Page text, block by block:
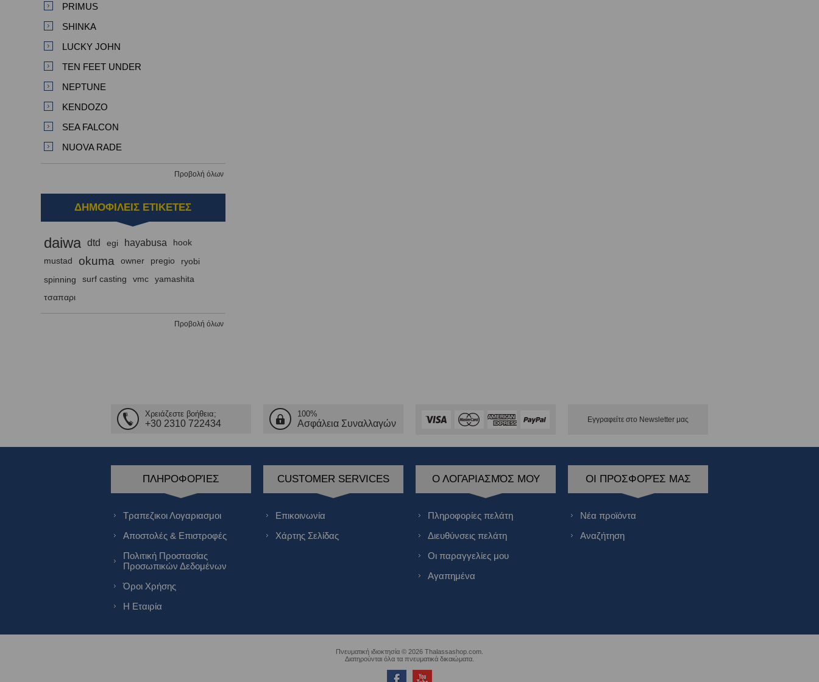
PRIMUS
SHINKA
LUCKY JOHN
TEN FEET UNDER
NEPTUNE
KENDOZO
SEA FALCON
NUOVA RADE
Προβολή όλων
ΔΗΜΟΦΙΛΕΙΣ ΕΤΙΚΕΤΕΣ
daiwa dtd egi hayabusa
hook
mustad
okuma owner pregio
ryobi
spinning
surf casting vmc
yamashita
τσαπαρι
Προβολή όλων
Χρειάζεστε βοήθεια;
+30 2310 722434
100%
Ασφάλεια Συναλλαγών Εγγραφείτε στο Νewsletter μας
ΠΛΗΡΟΦΟΡΊΕΣ
Τραπεζικοι Λογαριασμοι
Αποστολές & Επιστροφές
Πολιτική Προστασίας
Προσωπικών Δεδομένων
Όροι Χρήσης
Η Εταιρία
CUSTOMER SERVICES
Επικοινωνία
Χάρτης Σελίδας
Ο ΛΟΓΑΡΙΑΣΜΌΣ ΜΟΥ
Πληροφορίες πελάτη
Διευθύνσεις πελάτη
Οι παραγγελίες μου
Αγαπημένα
ΟΙ ΠΡΟΣΦΟΡΈΣ ΜΑΣ
Νέα προϊόντα
Αναζήτηση
Πνευματική ιδιοκτησία © 2026 Thalassashop.com.
Διατηρούνται όλα τα πνευματικά δικαιώματα.